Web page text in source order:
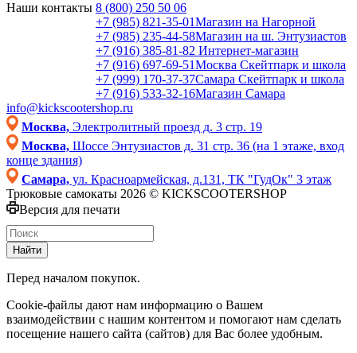
Наши контакты 8 (800) 250 50 06
+7 (985) 821-35-01Магазин на Нагорной
+7 (985) 235-44-58Магазин на ш. Энтузиастов
+7 (916) 385-81-82 Интернет-магазин
+7 (916) 697-69-51Москва Скейтпарк и школа
+7 (999) 170-37-37Самара Скейтпарк и школа
+7 (916) 533-32-16Магазин Самара
info@kickscootershop.ru
Москва, Электролитный проезд д. 3 стр. 19
Москва, Шоссе Энтузиастов д. 31 стр. 36 (на 1 этаже, вход
конце здания)
Самара, ул. Красноармейская, д.131, ТК "ГудОк" 3 этаж
Трюковые самокаты 2026 © KICKSCOOTERSHOP
Версия для печати
Найти
Перед началом покупок.
Cookie-файлы дают нам информацию о Вашем
взаимодействии с нашим контентом и помогают нам сделать
посещение нашего сайта (сайтов) для Вас более удобным.